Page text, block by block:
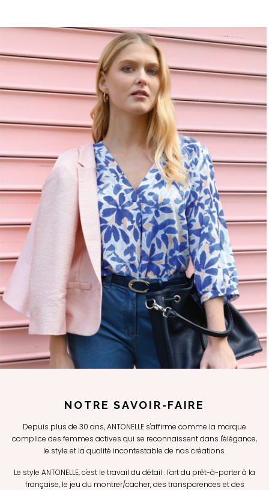
NOTRE SAVOIR-FAIRE
Depuis plus de 30 ans, ANTONELLE s'affirme comme la marque
complice des femmes actives qui se reconnaissent dans l'élégance,
le style et la qualité incontestable de nos créations.
Le style ANTONELLE, c'est le travail du détail : l'art du prêt-à-porter à la
française, le jeu du montrer/cacher, des transparences et des